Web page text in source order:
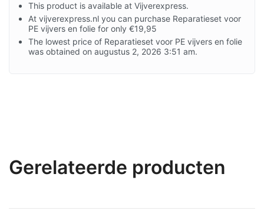
This product is available at Vijverexpress.
At vijverexpress.nl you can purchase Reparatieset voor
PE vijvers en folie for only €19,95
The lowest price of Reparatieset voor PE vijvers en folie
was obtained on augustus 2, 2026 3:51 am.
Gerelateerde producten